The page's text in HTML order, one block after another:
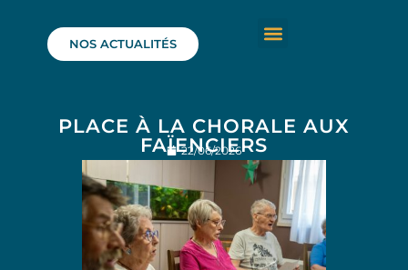
NOS ACTUALITÉS
PLACE À LA CHORALE AUX
FAÏENCIERS
22/06/2026